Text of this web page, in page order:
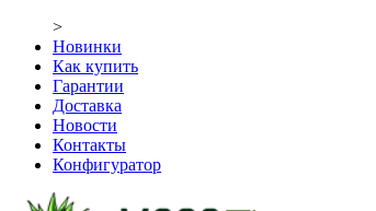
>
Новинки
Как купить
Гарантии
Доставка
Новости
Контакты
Конфигуратор